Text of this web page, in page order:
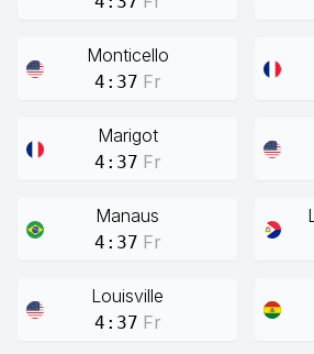
Monticello
4:37 Fr
Marigot
4:37 Fr
Manaus
4:37 Fr
Louisville
4:37 Fr